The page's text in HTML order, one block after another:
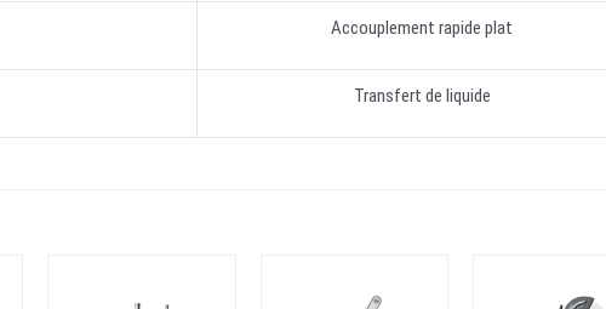
Accouplement rapide plat
Transfert de liquide